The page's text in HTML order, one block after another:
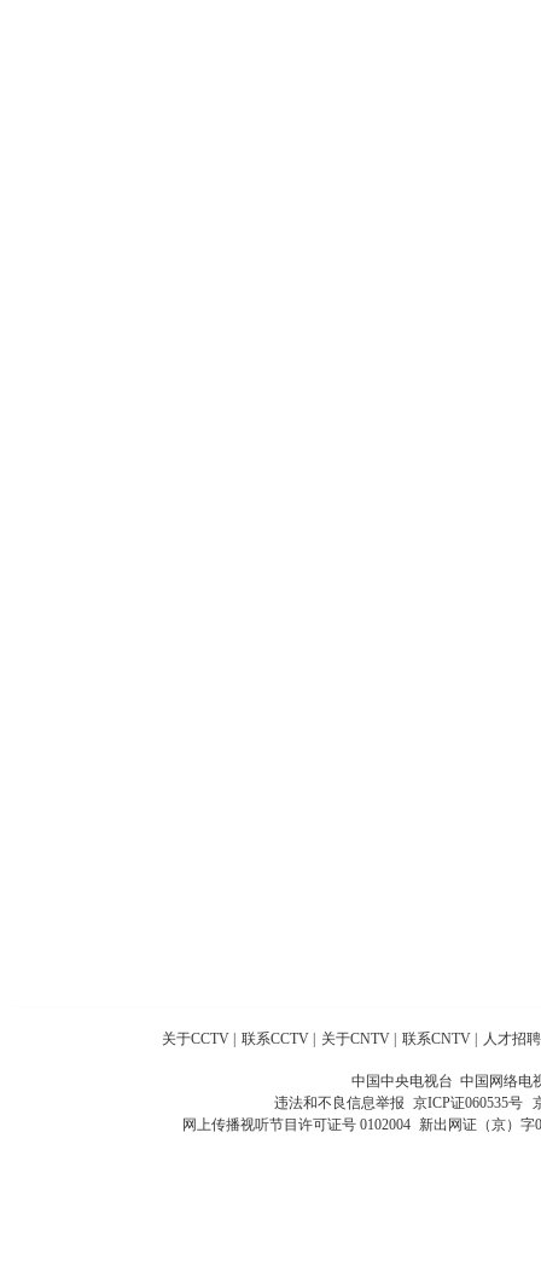
关于CCTV 联系CCTV 关于CNTV 联系CNTV 人才招聘
中国中央电视台 中国网络电
违法和不良信息举报 京ICP证060535号
网上传播视听节目许可证号 0102004 新出网证（京）